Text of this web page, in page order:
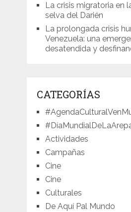
La crisis migratoria en
selva del Darién
La prolongada crisis
Venezuela: una
desatendida y
CATEGORÍAS
Actividades
Campañas
Cine
Cine
Culturales
De Aquí Pal Mundo